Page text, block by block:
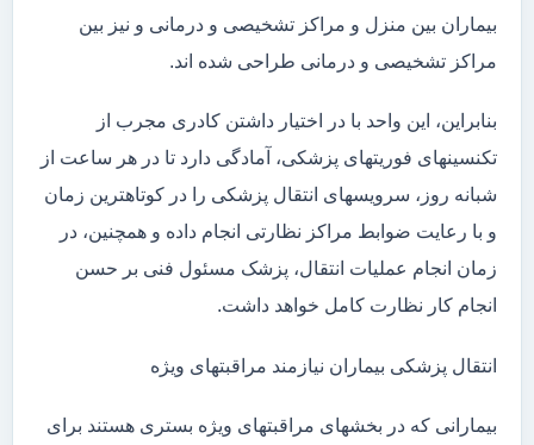
بیماران بین منزل و مراکز تشخیصی و درمانی و نیز بین
مراکز تشخیصی و درمانی طراحی شده اند.
بنابراین، این واحد با در اختیار داشتن کادری مجرب از
تکنسینهای فوریتهای پزشکی، آمادگی دارد تا در هر ساعت از
شبانه روز، سرویسهای انتقال پزشکی را در کوتاهترین زمان
و با رعایت ضوابط مراکز نظارتی انجام داده و همچنین، در
زمان انجام عملیات انتقال، پزشک مسئول فنی بر حسن
انجام کار نظارت کامل خواهد داشت.
انتقال پزشکی بیماران نیازمند مراقبتهای ویژه
بیمارانی که در بخشهای مراقبتهای ویژه بستری هستند برای